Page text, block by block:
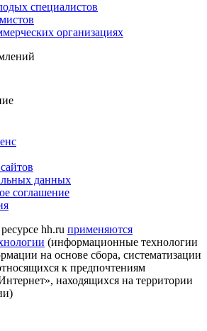
специалистов
организациях
данных
соглашение
hh.ru применяются
(информационные технологии
на основе сбора, систематизации
к предпочтениям
находящихся на территории